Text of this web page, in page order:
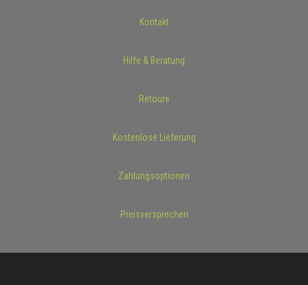
Kontakt
Hilfe & Beratung
Retoure
Kostenlose Lieferung
Zahlungsoptionen
Preisversprechen